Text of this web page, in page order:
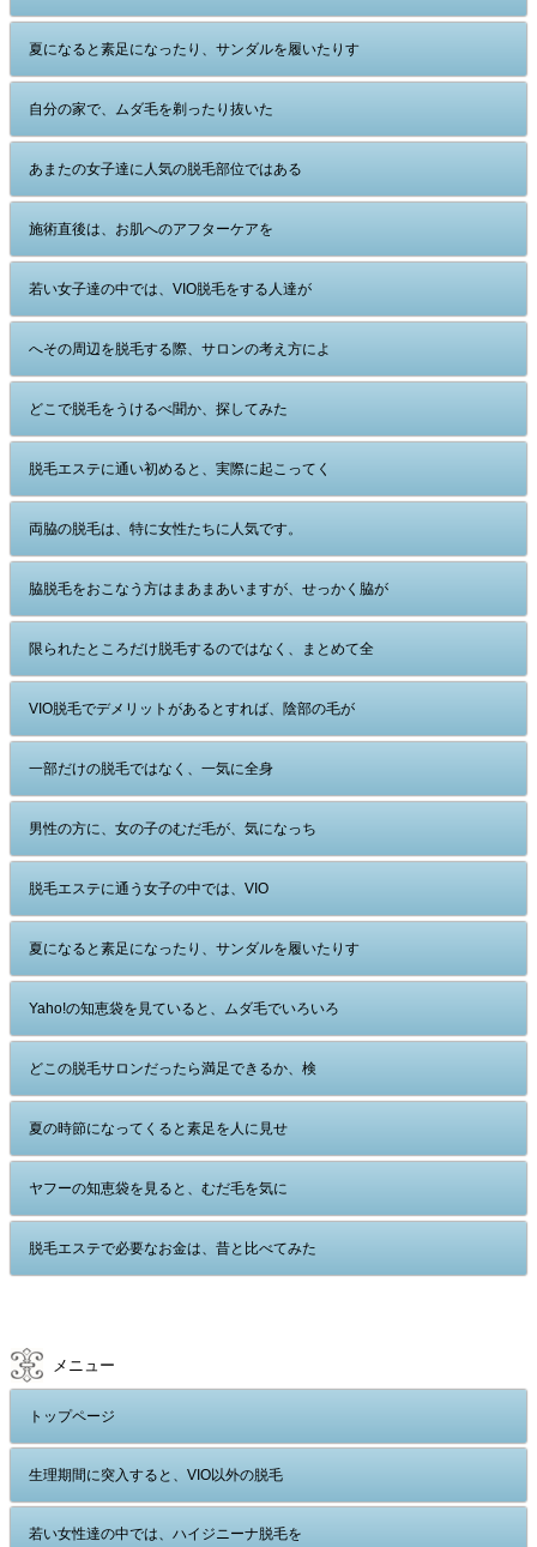
夏になると素足になったり、サンダルを履いたりす
自分の家で、ムダ毛を剃ったり抜いた
あまたの女子達に人気の脱毛部位ではある
施術直後は、お肌へのアフターケアを
若い女子達の中では、VIO脱毛をする人達が
へその周辺を脱毛する際、サロンの考え方によ
どこで脱毛をうけるべ聞か、探してみた
脱毛エステに通い初めると、実際に起こってく
両脇の脱毛は、特に女性たちに人気です。
脇脱毛をおこなう方はまあまあいますが、せっかく脇が
限られたところだけ脱毛するのではなく、まとめて全
VIO脱毛でデメリットがあるとすれば、陰部の毛が
一部だけの脱毛ではなく、一気に全身
男性の方に、女の子のむだ毛が、気になっち
脱毛エステに通う女子の中では、VIO
夏になると素足になったり、サンダルを履いたりす
Yaho!の知恵袋を見ていると、ムダ毛でいろいろ
どこの脱毛サロンだったら満足できるか、検
夏の時節になってくると素足を人に見せ
ヤフーの知恵袋を見ると、むだ毛を気に
脱毛エステで必要なお金は、昔と比べてみた
メニュー
トップページ
生理期間に突入すると、VIO以外の脱毛
若い女性達の中では、ハイジニーナ脱毛を